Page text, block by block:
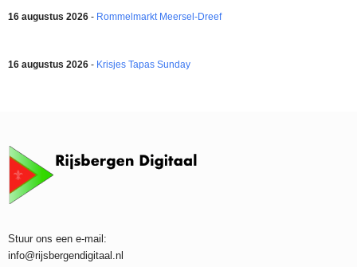
16 augustus 2026 - Rommelmarkt Meersel-Dreef
16 augustus 2026 - Krisjes Tapas Sunday
Stuur ons een e-mail:
info@rijsbergendigitaal.nl